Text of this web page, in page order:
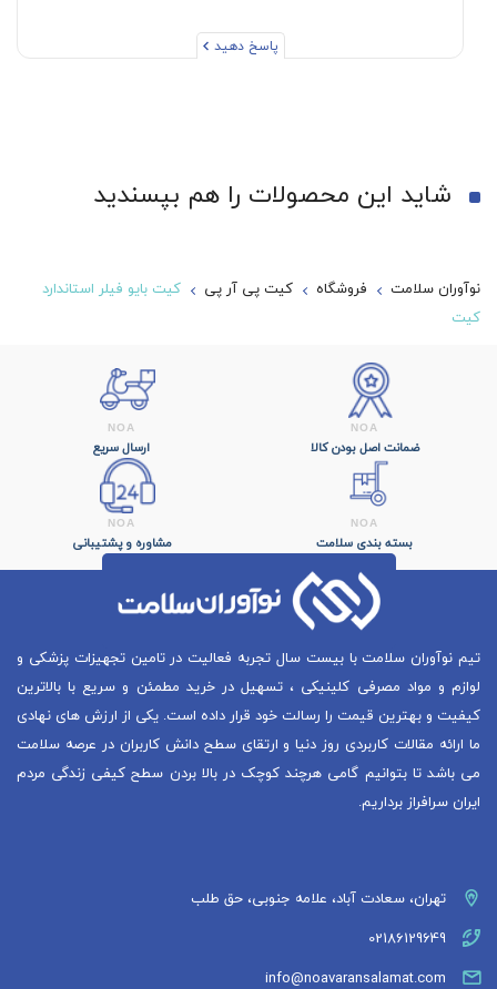
پاسخ دهید
شاید این محصولات را هم بپسندید
نوآوران سلامت فروشگاه کیت پی آر پی
کیت بایو فیلر استاندارد
کیت
ضمانت اصل بودن کالا ارسال سریع
بسته بندی سلامت مشاوره و پشتیبانی
تهران، سعادت آباد، علامه جنوبی، حق طلب
02186129649
info@noavaransalamat.com
تیم نوآوران سلامت با بیست سال تجربه فعالیت در تامین تجهیزات پزشکی و
لوازم و مواد مصرفی کلینیکی ، تسهیل در خرید مطمئن و سریع با بالاترین
کیفیت و بهترین قیمت را رسالت خود قرار داده است. یکی از ارزش های نهادی
ما ارائه مقالات کاربردی روز دنیا و ارتقای سطح دانش کاربران در عرصه سلامت
می باشد تا بتوانیم گامی هرچند کوچک در بالا بردن سطح کیفی زندگی مردم
ایران سرافراز برداریم.